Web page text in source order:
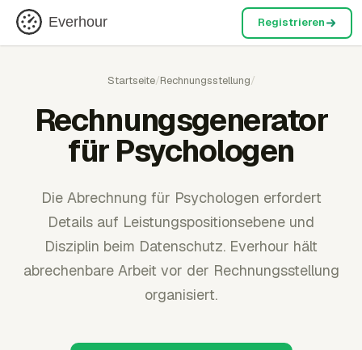
Everhour Registrieren
Startseite/Rechnungsstellung/
Rechnungsgenerator
für Psychologen
Die Abrechnung für Psychologen erfordert
Details auf Leistungspositionsebene und
Disziplin beim Datenschutz. Everhour hält
abrechenbare Arbeit vor der Rechnungsstellung
organisiert.